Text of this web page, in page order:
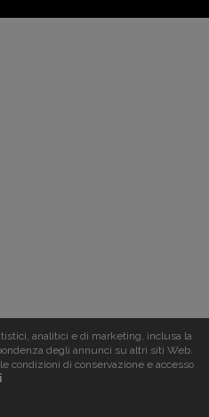
analitici e di marketing, inclusa la
degli annunci su altri siti Web.
condizioni di conservazione e accesso